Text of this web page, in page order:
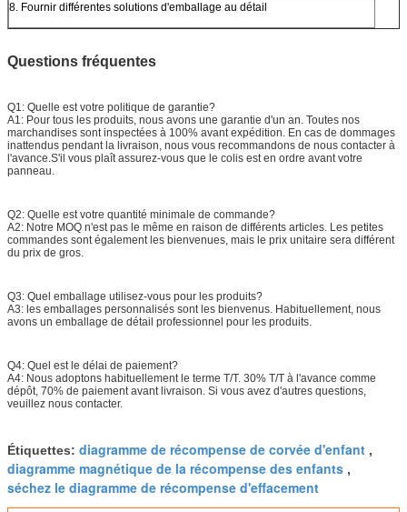
8. Fournir différentes solutions d'emballage au détail
Questions fréquentes
Q1: Quelle est votre politique de garantie?
A1: Pour tous les produits, nous avons une garantie d'un an. Toutes nos
marchandises sont inspectées à 100% avant expédition. En cas de dommages
inattendus pendant la livraison, nous vous recommandons de nous contacter à
l'avance.S'il vous plaît assurez-vous que le colis est en ordre avant votre
panneau.
Q2: Quelle est votre quantité minimale de commande?
A2: Notre MOQ n'est pas le même en raison de différents articles. Les petites
commandes sont également les bienvenues, mais le prix unitaire sera différent
du prix de gros.
Q3: Quel emballage utilisez-vous pour les produits?
A3: les emballages personnalisés sont les bienvenus. Habituellement, nous
avons un emballage de détail professionnel pour les produits.
Q4: Quel est le délai de paiement?
A4: Nous adoptons habituellement le terme T/T. 30% T/T à l'avance comme
dépôt, 70% de paiement avant livraison. Si vous avez d'autres questions,
veuillez nous contacter.
Étiquettes: diagramme de récompense de corvée d'enfant ,
diagramme magnétique de la récompense des enfants ,
séchez le diagramme de récompense d'effacement